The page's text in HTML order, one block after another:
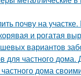
почву на
и рогатая
вариантов
для частного
дома